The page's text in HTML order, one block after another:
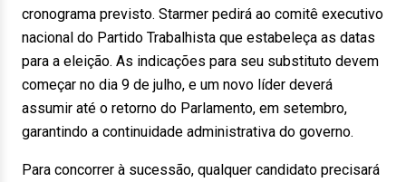
cronograma previsto. Starmer pedirá ao comitê executivo
nacional do Partido Trabalhista que estabeleça as datas
para a eleição. As indicações para seu substituto devem
começar no dia 9 de julho, e um novo líder deverá
assumir até o retorno do Parlamento, em setembro,
garantindo a continuidade administrativa do governo.
Para concorrer à sucessão, qualquer candidato precisará